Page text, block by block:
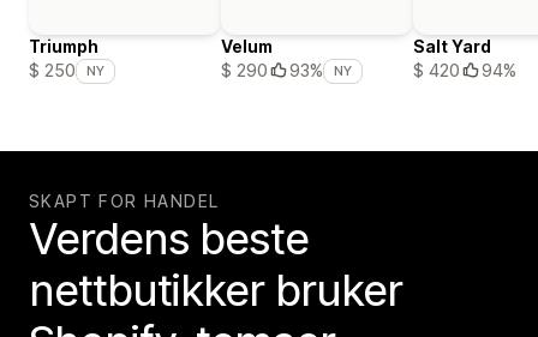
Triumph
$ 250
NY
Velum
$ 290
93% NY
Salt Yard
$ 420
94%
SKAPT FOR HANDEL
Verdens beste
nettbutikker bruker